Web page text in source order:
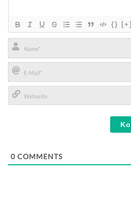
{} [+]
Name*
E-
Mail*
0 COMMENTS